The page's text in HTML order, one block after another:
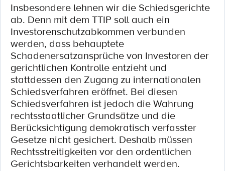
Insbesondere lehnen wir die Schiedsgerichte
ab. Denn mit dem TTIP soll auch ein
Investorenschutzabkommen verbunden
werden, dass behauptete
Schadenersatzansprüche von Investoren der
gerichtlichen Kontrolle entzieht und
stattdessen den Zugang zu internationalen
Schiedsverfahren eröffnet. Bei diesen
Schiedsverfahren ist jedoch die Wahrung
rechtsstaatlicher Grundsätze und die
Berücksichtigung demokratisch verfasster
Gesetze nicht gesichert. Deshalb müssen
Rechtsstreitigkeiten vor den ordentlichen
Gerichtsbarkeiten verhandelt werden.